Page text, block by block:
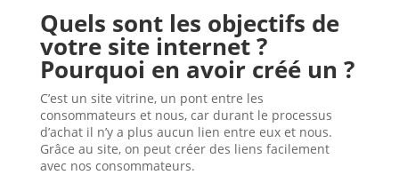
Quels sont les objectifs de
votre site internet ?
Pourquoi en avoir créé un ?
C’est un site vitrine, un pont entre les
consommateurs et nous, car durant le processus
d’achat il n’y a plus aucun lien entre eux et nous.
Grâce au site, on peut créer des liens facilement
avec nos consommateurs.